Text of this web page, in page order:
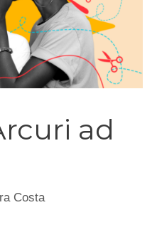
ad
Costa